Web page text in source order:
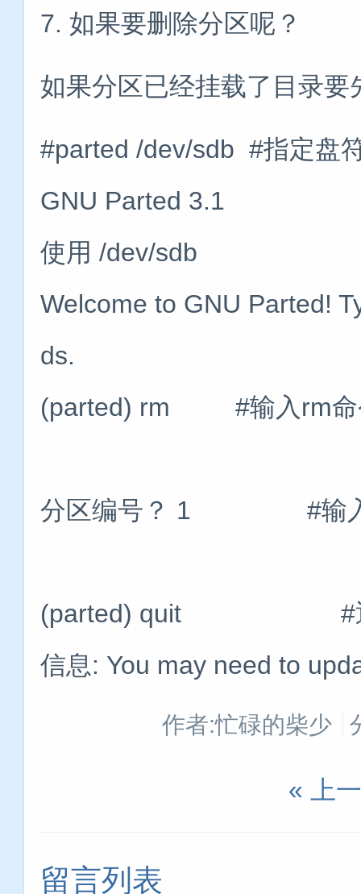
7. 如果要删除分区呢？
如果分区已经挂载了目录要
#parted /dev/sdb #指定盘
GNU Parted 3.1
使用 /dev/sdb
Welcome to GNU Parted!
ds.
(parted) rm #输入rm命
分区编号？ 1 #输入想
(parted)
信息: You may need to
作者:忙碌的柴少
« 上
留言列表